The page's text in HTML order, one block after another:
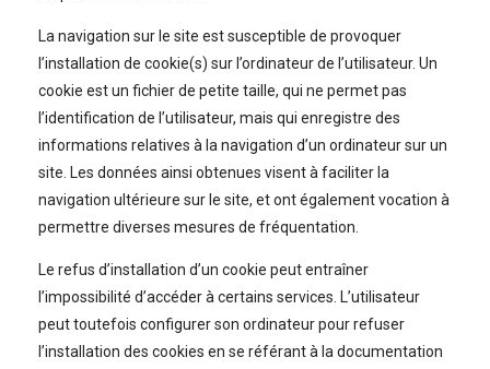
La navigation sur le site est susceptible de provoquer
l’installation de cookie(s) sur l’ordinateur de l’utilisateur. Un
cookie est un fichier de petite taille, qui ne permet pas
l’identification de l’utilisateur, mais qui enregistre des
informations relatives à la navigation d’un ordinateur sur un
site. Les données ainsi obtenues visent à faciliter la
navigation ultérieure sur le site, et ont également vocation à
permettre diverses mesures de fréquentation.
Le refus d’installation d’un cookie peut entraîner
l’impossibilité d’accéder à certains services. L’utilisateur
peut toutefois configurer son ordinateur pour refuser
l’installation des cookies en se référant à la documentation